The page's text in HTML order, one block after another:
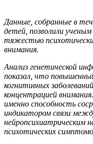
Данные, собранные в
детей, позволили
тяжестью
внимания.
Анализ генетической
показал, что
когнитивных
концентрацией
именно способность
индикатором связи
нейропсихиатрическим
психотических